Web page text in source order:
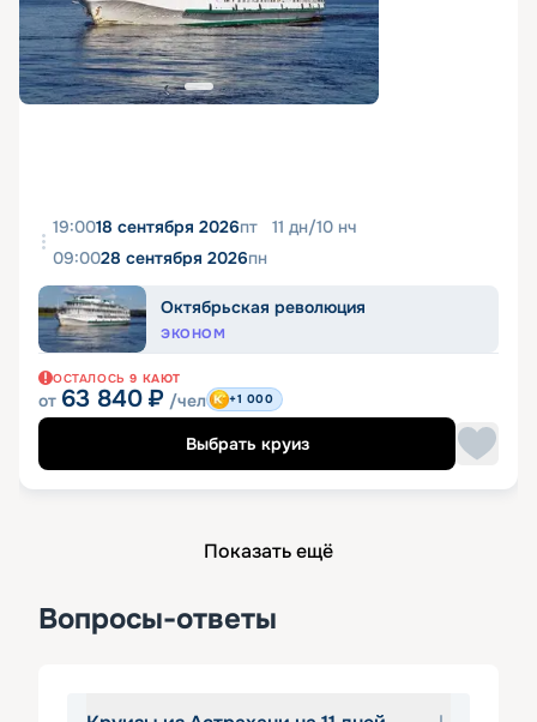
19:0018 сентября 2026пт 11 дн/10 нч
09:0028 сентября 2026пн
Октябрьская революция
ЭКОНОМ
ОСТАЛОСЬ 9 КАЮТ
от 63 840 ₽ /чел +1 000
Выбрать круиз
Показать ещё
Вопросы-ответы